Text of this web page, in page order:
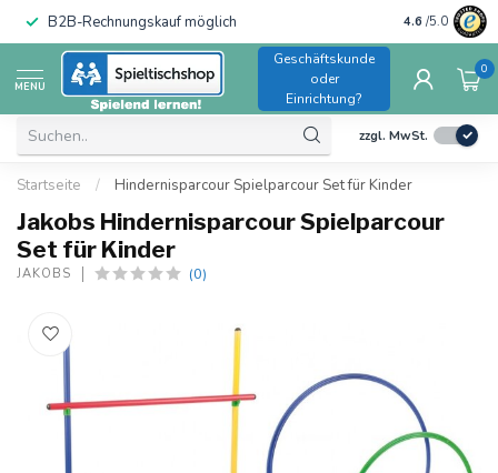
B2B-Rechnungskauf möglich 4.6 /5.0
MENU
Geschäftskunde
oder
Einrichtung?
0
zzgl. MwSt.
Startseite / Hindernisparcour Spielparcour Set für Kinder
Jakobs Hindernisparcour Spielparcour
Set für Kinder
JAKOBS (0)